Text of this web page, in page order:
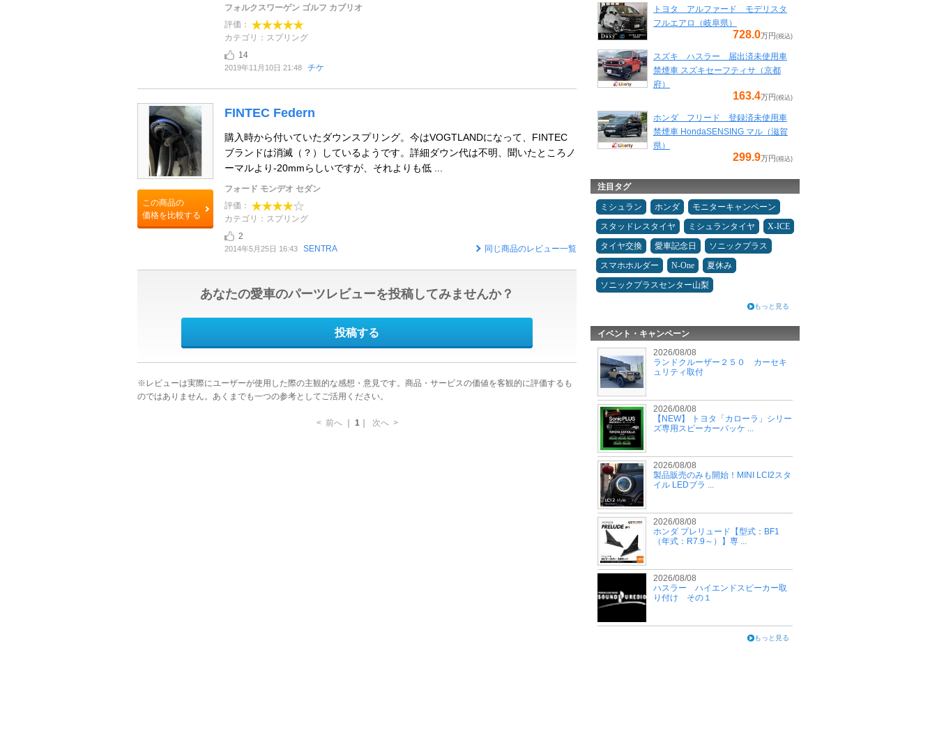
フォルクスワーゲン ゴルフ カブリオ
評価：
カテゴリ：スプリング
14
2019年11月10日 21:48 チケ
この商品の
価格を比較する
FINTEC Federn
購入時から付いていたダウンスプリング。今はVOGTLANDになって、FINTEC
ブランドは消滅（？）しているようです。詳細ダウン代は不明、聞いたところノ
ーマルより-20mmらしいですが、それよりも低 ...
フォード モンデオ セダン
評価：
カテゴリ：スプリング
2
2014年5月25日 16:43 SENTRA 同じ商品のレビュー一覧
あなたの愛車のパーツレビューを投稿してみませんか？
投稿する
※レビューは実際にユーザーが使用した際の主観的な感想・意見です。商品・サービスの価値を客観的に評価するも
のではありません。あくまでも一つの参考としてご活用ください。
< 前へ 1｜ 次へ >
トヨタ アルファード モデリスタ
フルエアロ（岐阜県）
728.0万円(税込)
スズキ ハスラー 届出済未使用車
禁煙車 スズキセーフティサ（京都
府）
163.4万円(税込)
ホンダ フリード 登録済未使用車
禁煙車 HondaSENSING マル（滋賀
県）
299.9万円(税込)
注目タグ
ミシュラン ホンダ
モニターキャンペーン
スタッドレスタイヤ
ミシュランタイヤ
X-ICE
タイヤ交換
愛車記念日
ソニックプラス
スマホホルダー
N-One
夏休み
ソニックプラスセンター山梨
もっと見る
イベント・キャンペーン
2026/08/08
ランドクルーザー２５０ カーセキ
ュリティ取付
2026/08/08
【NEW】 トヨタ「カローラ」シリー
ズ専用スピーカーパッケ ...
2026/08/08
製品販売のみも開始！MINI LCI2スタ
イル LEDブラ ...
2026/08/08
ホンダ プレリュード【型式：BF1
（年式：R7.9～）】専 ...
2026/08/08
ハスラー ハイエンドスピーカー取
り付け その１
もっと見る